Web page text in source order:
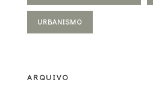
URBANISMO
ARQUIVO